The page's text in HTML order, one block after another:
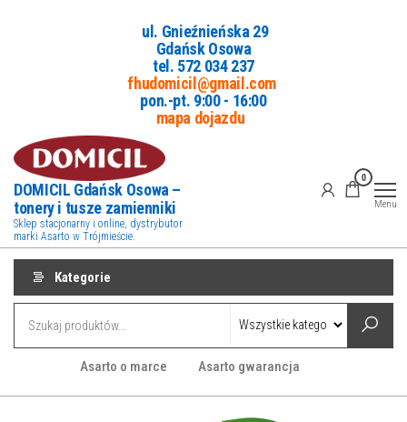
ul. Gnieźnieńska 29
Gdańsk Osowa
tel. 572 034 237
fhudomicil@gmail.com
pon.-pt. 9:00 - 16:00
mapa dojazdu
DOMICIL Gdańsk Osowa –
tonery i tusze zamienniki
Sklep stacjonarny i online, dystrybutor
marki Asarto w Trójmieście.
0
Menu
Kategorie
Asarto o marce Asarto gwarancja